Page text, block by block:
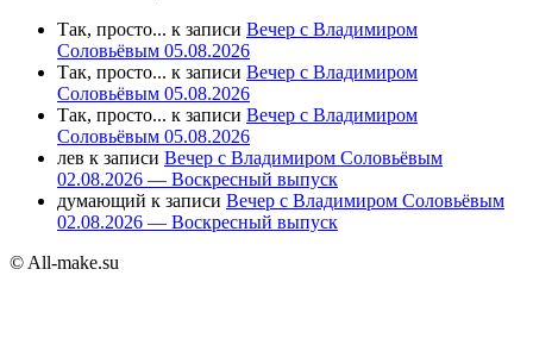
Так, просто... к записи Вечер с Владимиром
Соловьёвым 05.08.2026
Так, просто... к записи Вечер с Владимиром
Соловьёвым 05.08.2026
Так, просто... к записи Вечер с Владимиром
Соловьёвым 05.08.2026
лев к записи Вечер с Владимиром Соловьёвым
02.08.2026 — Воскресный выпуск
думающий к записи Вечер с Владимиром Соловьёвым
02.08.2026 — Воскресный выпуск
© All-make.su